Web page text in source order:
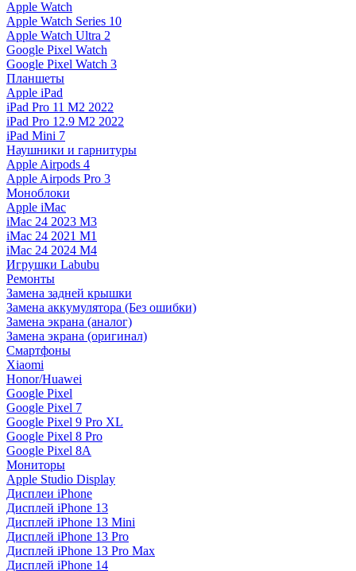
Apple Watch
Apple Watch Series 10
Apple Watch Ultra 2
Google Pixel Watch
Google Pixel Watch 3
Планшеты
Apple iPad
iPad Pro 11 M2 2022
iPad Pro 12.9 M2 2022
iPad Mini 7
Наушники и гарнитуры
Apple Airpods 4
Apple Airpods Pro 3
Моноблоки
Apple iMac
iMac 24 2023 M3
iMac 24 2021 M1
iMac 24 2024 M4
Игрушки Labubu
Ремонты
Замена задней крышки
Замена аккумулятора (Без ошибки)
Замена экрана (аналог)
Замена экрана (оригинал)
Смартфоны
Xiaomi
Honor/Huawei
Google Pixel
Google Pixel 7
Google Pixel 9 Pro XL
Google Pixel 8 Pro
Google Pixel 8A
Мониторы
Apple Studio Display
Дисплеи iPhone
Дисплей iPhone 13
Дисплей iPhone 13 Mini
Дисплей iPhone 13 Pro
Дисплей iPhone 13 Pro Max
Дисплей iPhone 14